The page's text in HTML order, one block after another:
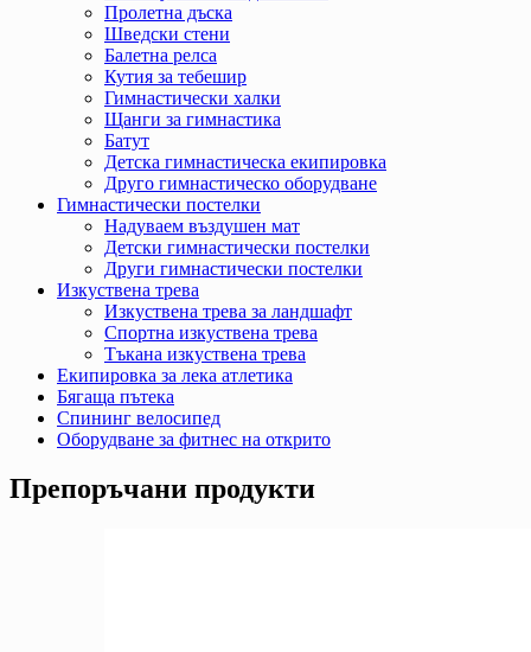
Пролетна дъска
Шведски стени
Балетна релса
Кутия за тебешир
Гимнастически халки
Щанги за гимнастика
Батут
Детска гимнастическа екипировка
Друго гимнастическо оборудване
Гимнастически постелки
Надуваем въздушен мат
Детски гимнастически постелки
Други гимнастически постелки
Изкуствена трева
Изкуствена трева за ландшафт
Спортна изкуствена трева
Тъкана изкуствена трева
Екипировка за лека атлетика
Бягаща пътека
Спининг велосипед
Оборудване за фитнес на открито
Препоръчани продукти